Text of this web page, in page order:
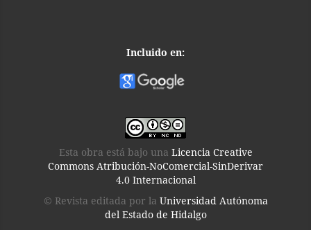
Incluido en:
Esta obra está bajo una Licencia Creative
Commons Atribución-NoComercial-SinDerivar
4.0 Internacional
© Revista editada por la Universidad Autónoma
del Estado de Hidalgo